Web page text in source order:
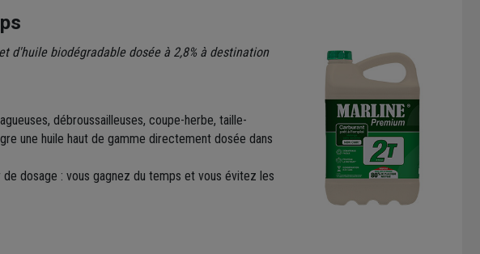
d'huile biodégradable dosée à 2,8% à destination
débroussailleuses, coupe-herbe, taille-
une huile haut de gamme directement dosée dans
dosage : vous gagnez du temps et vous évitez les